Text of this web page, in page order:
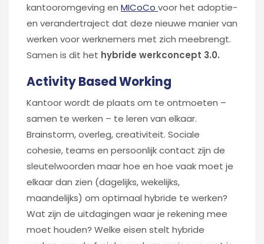
kantooromgeving en MICoCo voor het adoptie-
en verandertraject dat deze nieuwe manier van
werken voor werknemers met zich meebrengt.
Samen is dit het hybride werkconcept 3.0.
Activity Based Working
Kantoor wordt de plaats om te ontmoeten –
samen te werken – te leren van elkaar.
Brainstorm, overleg, creativiteit. Sociale
cohesie, teams en persoonlijk contact zijn de
sleutelwoorden maar hoe en hoe vaak moet je
elkaar dan zien (dagelijks, wekelijks,
maandelijks) om optimaal hybride te werken?
Wat zijn de uitdagingen waar je rekening mee
moet houden? Welke eisen stelt hybride